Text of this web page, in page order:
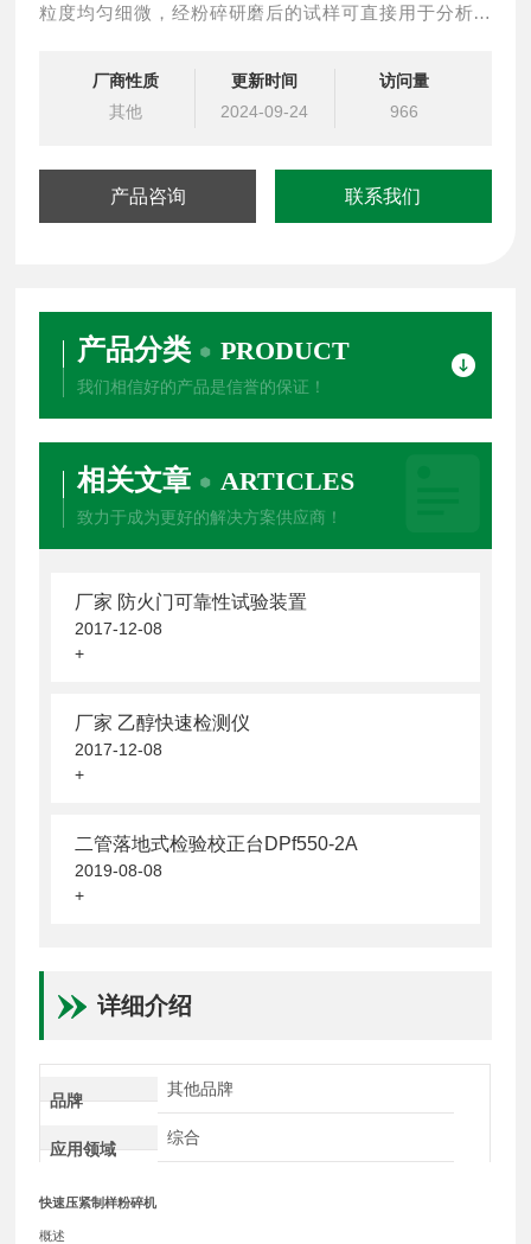
粒度均匀细微，经粉碎研磨后的试样可直接用于分析化
厂商性质
其他
更新时间
2024-09-24
访问量
966
产品咨询 联系我们
产品分类 PRODUCT
我们相信好的产品是信誉的保证！
相关文章 ARTICLES
致力于成为更好的解决方案供应商！
厂家 防火门可靠性试验装置
2017-12-08
+
厂家 乙醇快速检测仪
2017-12-08
+
二管落地式检验校正台DPf550-2A
2019-08-08
+
详细介绍
品牌
其他品牌
应用领域
综合
快速压紧制样粉碎机
概述